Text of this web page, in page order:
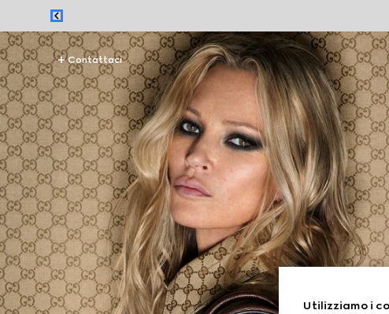
Contattaci
Utilizziamo i